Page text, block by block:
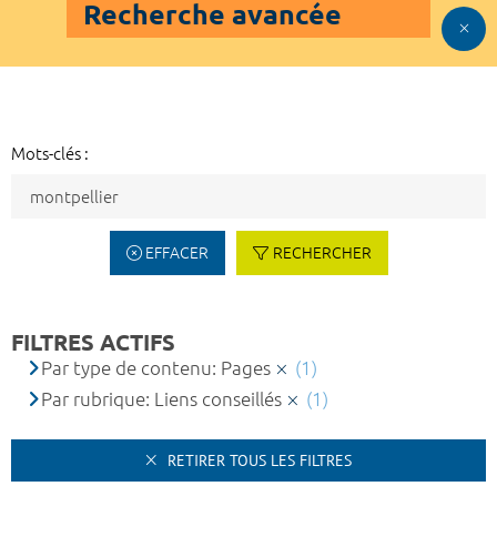
Recherche avancée
Mots-clés :
EFFACER RECHERCHER
FILTRES ACTIFS
Par type de contenu: Pages
(1)
Par rubrique: Liens conseillés
(1)
RETIRER TOUS LES FILTRES